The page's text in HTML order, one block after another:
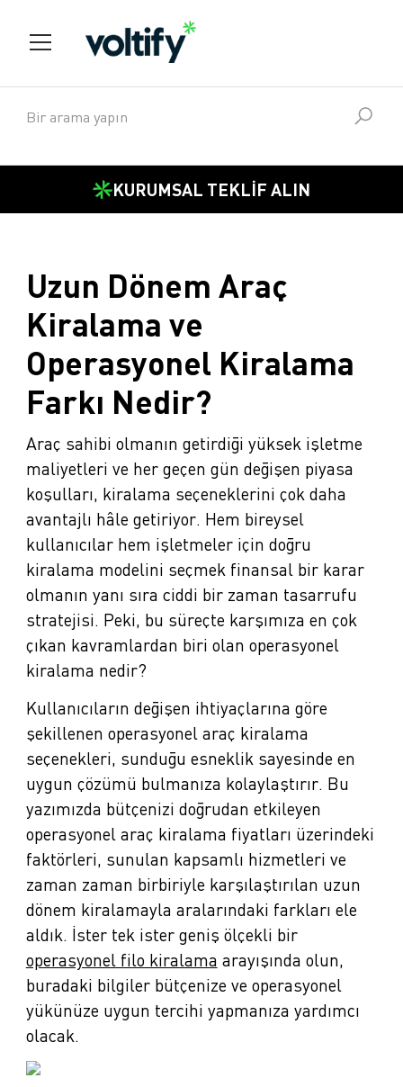
KURUMSAL TEKLİF ALIN
Uzun Dönem Araç
Kiralama ve
Operasyonel Kiralama
Farkı Nedir?
Araç sahibi olmanın getirdiği yüksek işletme
maliyetleri ve her geçen gün değişen piyasa
koşulları, kiralama seçeneklerini çok daha
avantajlı hâle getiriyor. Hem bireysel
kullanıcılar hem işletmeler için doğru
kiralama modelini seçmek finansal bir karar
olmanın yanı sıra ciddi bir zaman tasarrufu
stratejisi. Peki, bu süreçte karşımıza en çok
çıkan kavramlardan biri olan operasyonel
kiralama nedir?
Kullanıcıların değişen ihtiyaçlarına göre
şekillenen operasyonel araç kiralama
seçenekleri, sunduğu esneklik sayesinde en
uygun çözümü bulmanıza kolaylaştırır. Bu
yazımızda bütçenizi doğrudan etkileyen
operasyonel araç kiralama fiyatları üzerindeki
faktörleri, sunulan kapsamlı hizmetleri ve
zaman zaman birbiriyle karşılaştırılan uzun
dönem kiralamayla aralarındaki farkları ele
aldık. İster tek ister geniş ölçekli bir
operasyonel filo kiralama arayışında olun,
buradaki bilgiler bütçenize ve operasyonel
yükünüze uygun tercihi yapmanıza yardımcı
olacak.